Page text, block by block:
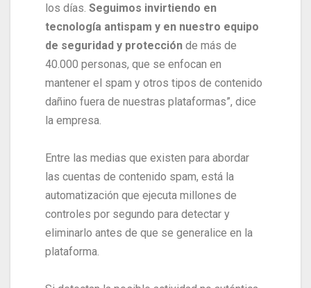
los días. Seguimos invirtiendo en
tecnología antispam y en nuestro equipo
de seguridad y protección de más de
40.000 personas, que se enfocan en
mantener el spam y otros tipos de contenido
dañino fuera de nuestras plataformas”, dice
la empresa.
Entre las medias que existen para abordar
las cuentas de contenido spam, está la
automatización que ejecuta millones de
controles por segundo para detectar y
eliminarlo antes de que se generalice en la
plataforma.